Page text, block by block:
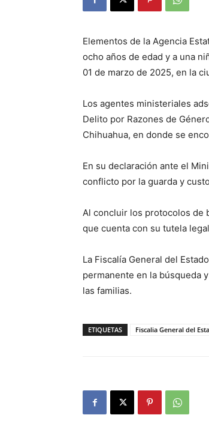
Elementos de la Agencia
ocho años de edad y a una
01 de marzo de 2025, en la
Los agentes ministeriales
Delito por Razones de
Chihuahua, en donde se
En su declaración ante el
conflicto por la guarda y
Al concluir los protocolos de
que cuenta con su tutela
La Fiscalía General del
permanente en la búsqueda
las familias.
ETIQUETAS Fiscalia General del